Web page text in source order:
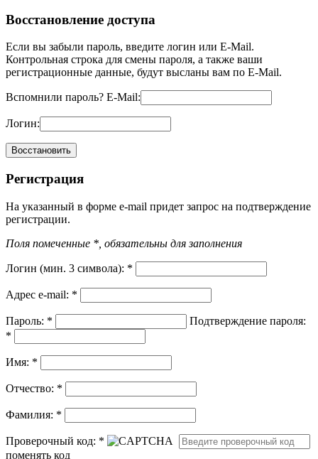
Восстановление доступа
Если вы забыли пароль, введите логин или E-Mail.
Контрольная строка для смены пароля, а также ваши
регистрационные данные, будут высланы вам по E-Mail.
Вспомнили пароль? E-Mail:
Логин:
Регистрация
На указанный в форме e-mail придет запрос на подтверждение
регистрации.
Поля помеченные *, обязательны для заполнения
Логин (мин. 3 символа): *
Адрес e-mail: *
Пароль: *
Подтверждение пароля:
*
Имя: *
Отчество: *
Фамилия: *
Проверочный код: *
поменять код